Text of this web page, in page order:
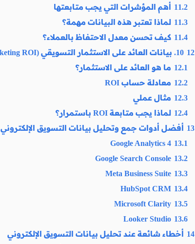
11.2
أهم المؤشرات التي يجب متابعتها
11.3 لماذا تعتبر هذه البيانات مهمة؟
11.4 كيف تحسن معدل الاحتفاظ بالعملاء؟
12 10. بيانات العائد على الاستثمار التسويقي (Marketing ROI)
12.1 ما هو العائد على الاستثمار؟
12.2 معادلة حساب ROI
12.3 مثال عملي
12.4 لماذا يجب متابعة ROI باستمرار؟
13
أفضل أدوات جمع وتحليل بيانات التسويق الإلكتروني
13.1
Google Analytics 4
13.2
Google Search Console
13.3
Meta Business Suite
13.4
HubSpot CRM
13.5
Microsoft Clarity
13.6
Looker Studio
14
أخطاء شائعة عند تحليل بيانات التسويق الإلكتروني